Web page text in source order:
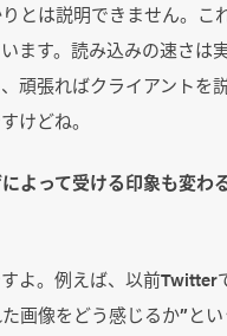
とは説明できません。こ
ます。読み込みの速さは
頑張ればクライアントを
けどね。
よって受ける印象も変わ
すよ。例えば、以前Twitter
た画像をどう感じるか”と